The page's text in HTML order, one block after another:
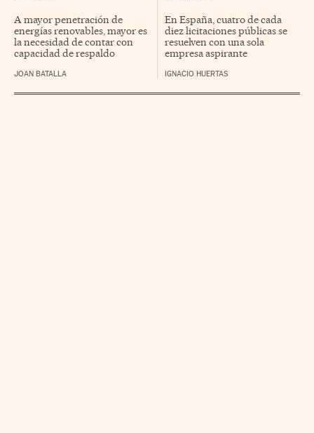
JOAN BATALLA
A mayor penetración de
energías renovables, mayor es
la necesidad de contar con
capacidad de respaldo
IGNACIO HUERTAS
En España, cuatro de cada
diez licitaciones públicas se
resuelven con una sola
empresa aspirante